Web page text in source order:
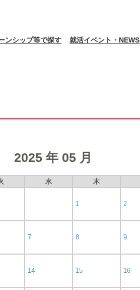
ンシップ等で探す 就活イベント・NEWS
2025 年 05 月
水 木
1 2
7 8 9
14 15 16